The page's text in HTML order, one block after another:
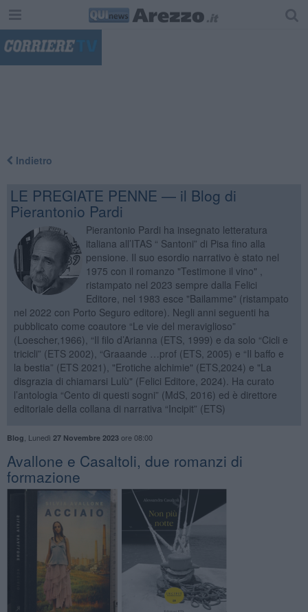
Indietro
LE PREGIATE PENNE — il Blog di
Pierantonio Pardi
Pierantonio Pardi ha insegnato letteratura
italiana all’ITAS “ Santoni” di Pisa fino alla
pensione. Il suo esordio narrativo è stato nel
1975 con il romanzo "Testimone il vino" ,
ristampato nel 2023 sempre dalla Felici
Editore, nel 1983 esce "Bailamme" (ristampato
nel 2022 con Porto Seguro editore). Negli anni seguenti ha
pubblicato come coautore “Le vie del meraviglioso”
(Loescher,1966), “Il filo d’Arianna (ETS, 1999) e da solo “Cicli e
tricicli” (ETS 2002), “Graaande …prof (ETS, 2005) e “Il baffo e
la bestia” (ETS 2021), "Erotiche alchimie" (ETS,2024) e "La
disgrazia di chiamarsi Lulù" (Felici Editore, 2024). Ha curato
l’antologia “Cento di questi sogni” (MdS, 2016) ed è direttore
editoriale della collana di narrativa “Incipit” (ETS)
Blog Lunedì 27 Novembre 2023ore 08:00
Avallone e Casaltoli, due romanzi di
formazione